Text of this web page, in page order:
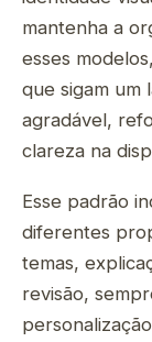
mantenha a
esses
que sigam um
agradável,
clareza na
Esse padrão
diferentes
temas,
revisão,